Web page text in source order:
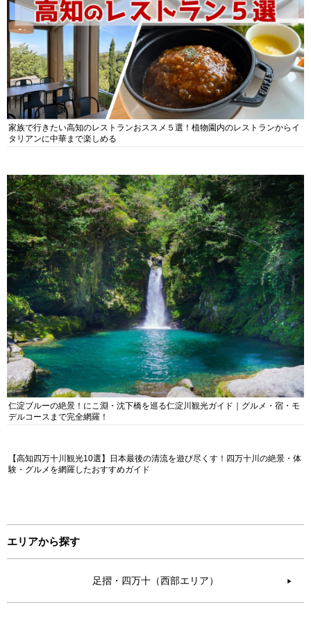
家族で行きたい高知のレストランおススメ５選！植物園内のレストランからイ
タリアンに中華まで楽しめる
仁淀ブルーの絶景！にこ淵・沈下橋を巡る仁淀川観光ガイド｜グルメ・宿・モ
デルコースまで完全網羅！
【高知四万十川観光10選】日本最後の清流を遊び尽くす！四万十川の絶景・体
験・グルメを網羅したおすすめガイド
エリアから探す
足摺・四万十（西部エリア） ▶︎